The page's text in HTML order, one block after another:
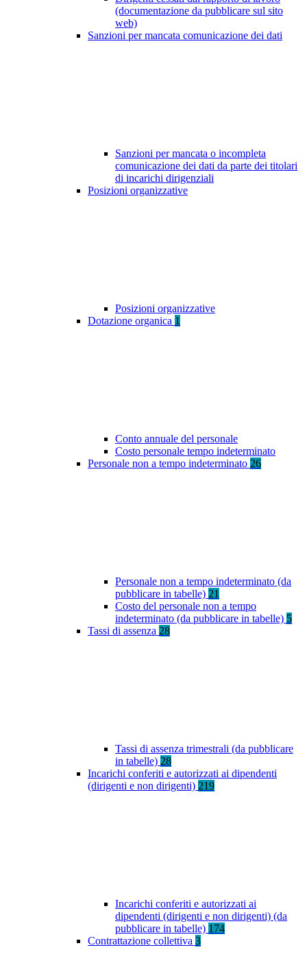
(documentazione da pubblicare sul sito
web)
Sanzioni per mancata comunicazione dei dati
Sanzioni per mancata o incompleta
comunicazione dei dati da parte dei titolari
di incarichi dirigenziali
Posizioni organizzative
Posizioni organizzative
Dotazione organica 1
Conto annuale del personale
Costo personale tempo indeterminato
Personale non a tempo indeterminato 26
Personale non a tempo indeterminato (da
pubblicare in tabelle) 21
Costo del personale non a tempo
indeterminato (da pubblicare in tabelle) 5
Tassi di assenza 28
Tassi di assenza trimestrali (da pubblicare
in tabelle) 28
Incarichi conferiti e autorizzati ai dipendenti
(dirigenti e non dirigenti) 219
Incarichi conferiti e autorizzati ai
dipendenti (dirigenti e non dirigenti) (da
pubblicare in tabelle) 174
Contrattazione collettiva 3